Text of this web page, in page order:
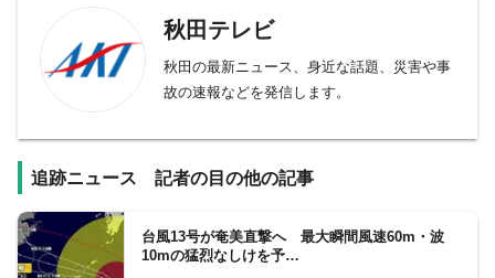
秋田テレビ
秋田の最新ニュース、身近な話題、災害や事
故の速報などを発信します。
追跡ニュース 記者の目の他の記事
台風13号が奄美直撃へ 最大瞬間風速60m・波
10mの猛烈なしけを予…